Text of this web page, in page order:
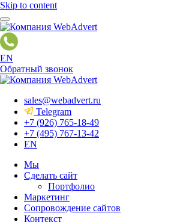
Skip to content
EN
Обратный звонок
sales@webadvert.ru
Telegram
+7 (926) 765-18-49
+7 (495) 767-13-42
EN
Мы
Сделать сайт
Портфолио
Маркетинг
Сопровождение сайтов
Контекст